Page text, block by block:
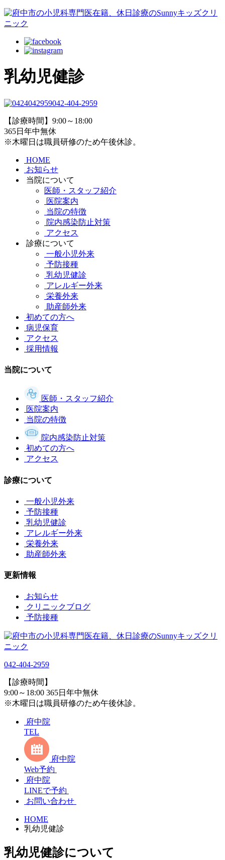
乳幼児健診
042-404-2959
【診療時間】9:00～18:00
365日年中無休
※木曜日は職員研修のため午後休診。
HOME
お知らせ
当院について
医師・スタッフ紹介
医院案内
当院の特徴
院内感染防止対策
アクセス
診療について
一般小児外来
予防接種
乳幼児健診
アレルギー外来
栄養外来
助産師外来
初めての方へ
病児保育
アクセス
採用情報
当院について
医師・スタッフ紹介
医院案内
当院の特徴
院内感染防止対策
初めての方へ
アクセス
診療について
一般小児外来
予防接種
乳幼児健診
アレルギー外来
栄養外来
助産師外来
更新情報
お知らせ
クリニックブログ
予防接種
042-404-2959
【診療時間】
9:00～18:00 365日年中無休
※木曜日は職員研修のため午後休診。
府中院
TEL
府中院
Web予約
府中院
LINEで予約
お問い合わせ
HOME
乳幼児健診
乳幼児健診について